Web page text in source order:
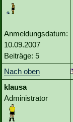
Anmeldungsdatum:
10.09.2007
Beiträge: 5
Nach oben
klausa
Administrator